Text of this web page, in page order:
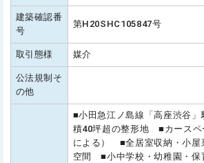
建築確認番
号
第H20SHC105847号
取引態様 媒介
公法規制そ
の他
■小田急江ノ島線「高座渋谷
積40坪超の整形地 ■カースペ
による） ■全居室収納・小屋
空間 ■小中学校・幼稚園・保